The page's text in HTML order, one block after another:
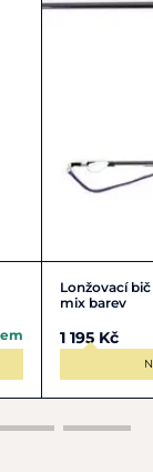
Lonžovací
mix barev
1 195 Kč